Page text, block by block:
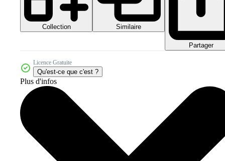
Collection Similaire
Partager
Licence Gratuite
Qu'est-ce que c'est ?
Plus d'infos